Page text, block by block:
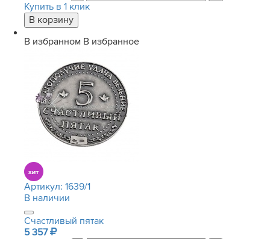
Купить в 1 клик
В избранном В избранное
Артикул: 1639/1
В наличии
Счастливый пятак
5 357